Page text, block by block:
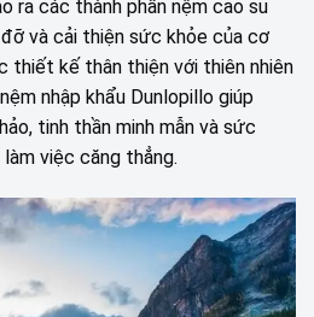
ra các thành phần nệm cao su
và cải thiện sức khỏe của cơ
thiết kế thân thiện với thiên nhiên
nhập khẩu Dunlopillo giúp
tinh thần minh mẫn và sức
việc căng thẳng.